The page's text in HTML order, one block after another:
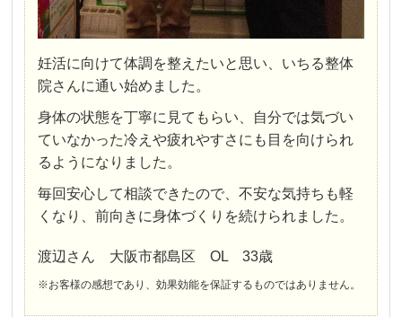
妊活に向けて体調を整えたいと思い、いちる整体
院さんに通い始めました。
身体の状態を丁寧に見てもらい、自分では気づい
ていなかった冷えや疲れやすさにも目を向けられ
るようになりました。
毎回安心して相談できたので、不安な気持ちも軽
くなり、前向きに身体づくりを続けられました。
渡辺さん 大阪市都島区 OL 33歳
※お客様の感想であり、効果効能を保証するものではありません。